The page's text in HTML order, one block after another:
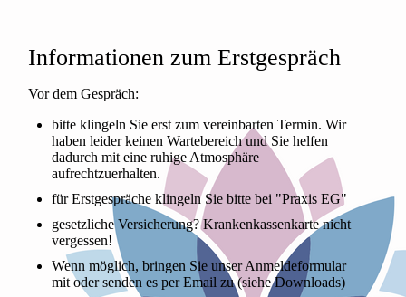
Informationen zum Erstgespräch
Vor dem Gespräch:
bitte klingeln Sie erst zum vereinbarten Termin. Wir
haben leider keinen Wartebereich und Sie helfen
dadurch mit eine ruhige Atmosphäre
aufrechtzuerhalten.
für Erstgespräche klingeln Sie bitte bei "Praxis EG"
gesetzliche Versicherung? Krankenkassenkarte nicht
vergessen!
Wenn möglich, bringen Sie unser Anmeldeformular
mit oder senden es per Email zu (siehe Downloads)